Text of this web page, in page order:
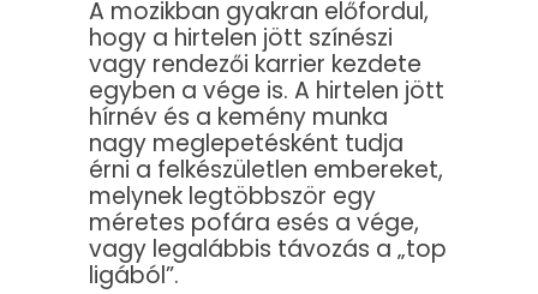
A mozikban gyakran előfordul,
hogy a hirtelen jött színészi
vagy rendezői karrier kezdete
egyben a vége is. A hirtelen jött
hírnév és a kemény munka
nagy meglepetésként tudja
érni a felkészületlen embereket,
melynek legtöbbször egy
méretes pofára esés a vége,
vagy legalábbis távozás a „top
ligából”.